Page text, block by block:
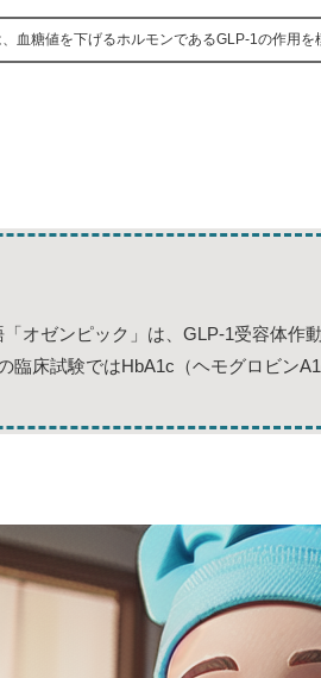
血糖値を下げるホルモンであるGLP-1の作用を
オゼンピック」は、GLP-1受容体
臨床試験ではHbA1c（ヘモグロビン